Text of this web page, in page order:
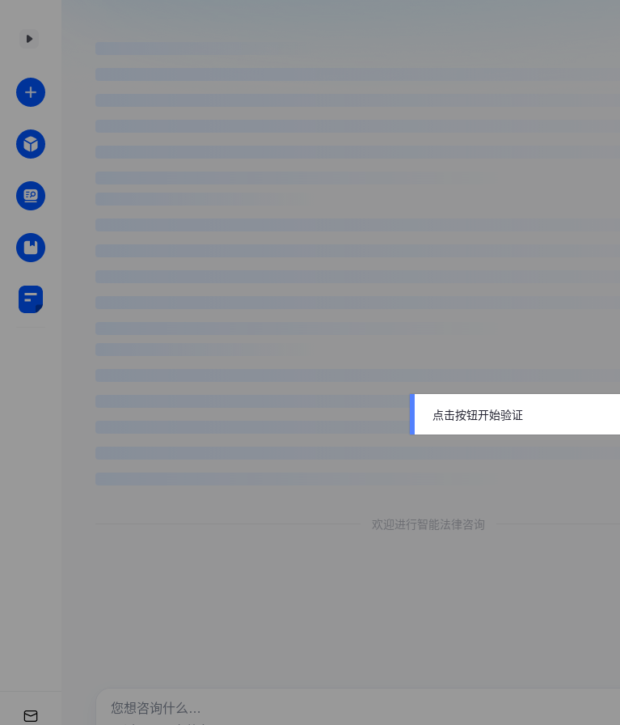
欢迎进行智能法律咨询
点击按钮开始验证